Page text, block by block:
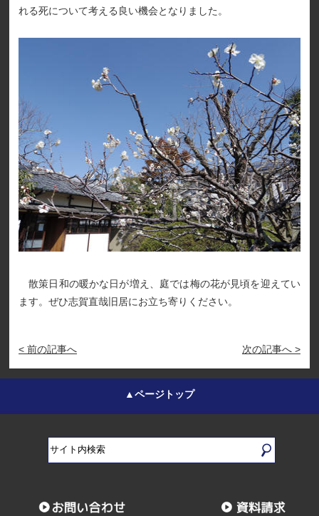
れる死について考える良い機会となりました。
散策日和の暖かな日が増え、庭では梅の花が見頃を迎えてい
ます。ぜひ志賀直哉旧居にお立ち寄りください。
< 前の記事へ 次の記事へ >
▲ページトップ